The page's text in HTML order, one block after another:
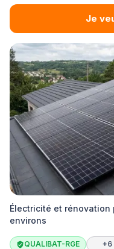
Je
Électricité et rénovation
environs
QUALIBAT-RGE +6